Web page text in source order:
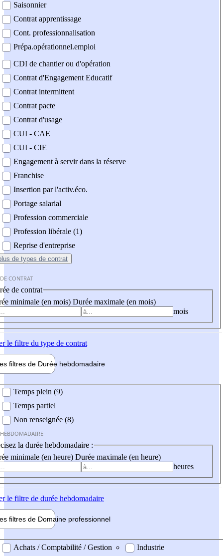
Saisonnier
Contrat apprentissage
Cont. professionnalisation
Prépa.opérationnel.emploi
CDI de chantier ou d'opération
Contrat d'Engagement Educatif
Contrat intermittent
Contrat pacte
Contrat d'usage
CUI - CAE
CUI - CIE
Engagement à servir dans la réserve
Franchise
Insertion par l'activ.éco.
Portage salarial
Profession commerciale
Profession libérale (1)
Reprise d'entreprise
de types de contrat
CONTRAT
de contrat
minimale (en mois) Durée maximale (en mois)
mois
le filtre du type de contrat
filtres de Durée hebdomadaire
Temps plein (9)
Temps partiel
Non renseignée (8)
la durée hebdomadaire :
minimale (en heure) Durée maximale (en heure)
heures
le filtre de durée hebdomadaire
filtres de Domaine professionnel
professionel
Achats / Comptabilité / Gestion
Industrie